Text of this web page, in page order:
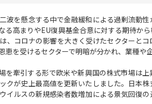
波を懸念する中で金融緩和による過剰流動
る高まりやEU復興基金合意に対する期待か
、コロナの影響を大きく受けたセクターと
恵を受けるセクターで明暗が分かれ、業種
を牽引する形で欧米や新興国の株式市場は
クが史上最高値を更新いたしました。日本
イルスの新規感染者数増加による景気回復